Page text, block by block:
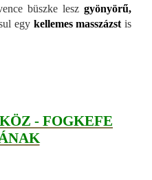
büszke leszgyönyörű,
egy kellemes masszázst is
- FOGKEFE